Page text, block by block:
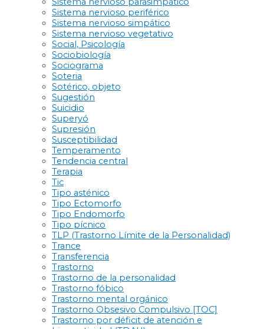
Sistema nervioso periférico
Sistema nervioso simpático
Sistema nervioso vegetativo
Social, Psicología
Sociobiología
Sociograma
Soteria
Sotérico, objeto
Sugestión
Suicidio
Superyó
Supresión
Susceptibilidad
Temperamento
Tendencia central
Terapia
Tic
Tipo asténico
Tipo Ectomorfo
Tipo Endomorfo
Tipo pícnico
TLP (Trastorno Límite de la Personalidad)
Trance
Transferencia
Trastorno
Trastorno de la personalidad
Trastorno fóbico
Trastorno mental orgánico
Trastorno Obsesivo Compulsivo [TOC]
Trastorno por déficit de atención e